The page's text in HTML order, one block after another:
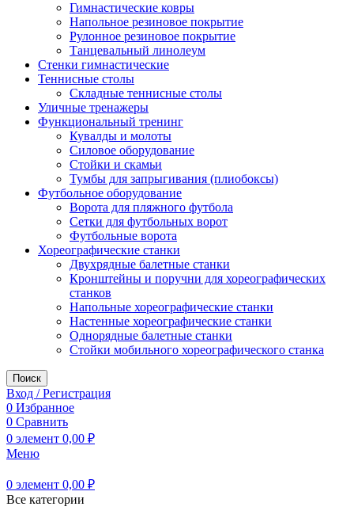
Гимнастические ковры
Напольное резиновое покрытие
Рулонное резиновое покрытие
Танцевальный линолеум
Стенки гимнастические
Теннисные столы
Складные теннисные столы
Уличные тренажеры
Функциональный тренинг
Кувалды и молоты
Силовое оборудование
Стойки и скамьи
Тумбы для запрыгивания (плиобоксы)
Футбольное оборудование
Ворота для пляжного футбола
Сетки для футбольных ворот
Футбольные ворота
Хореографические станки
Двухрядные балетные станки
Кронштейны и поручни для хореографических
станков
Напольные хореографические станки
Настенные хореографические станки
Однорядные балетные станки
Стойки мобильного хореографического станка
Поиск
Вход / Регистрация
0 Избранное
0 Сравнить
0 элемент 0,00 ₽
Меню
0 элемент 0,00 ₽
Все категории